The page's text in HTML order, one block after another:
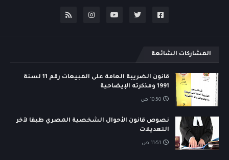
المشاركات الشائعة
قانون الضريبة العامة على المبيعات رقم 11 لسنة
1991 ومذكرته الإيضاحية
10:50 ص
نصوص قانون الأحوال الشخصية المصري طبقا لآخر
التعديلات
11:51 ص